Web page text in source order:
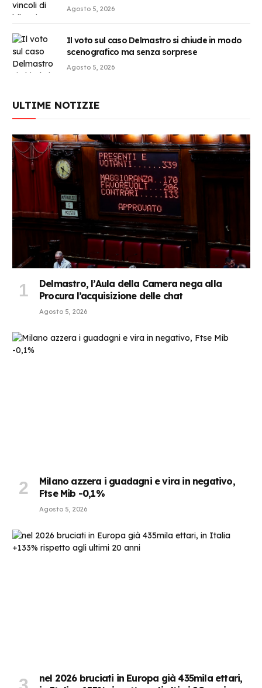
Agosto 5, 2026
Il voto sul caso Delmastro si chiude in modo
scenografico ma senza sorprese
Agosto 5, 2026
ULTIME NOTIZIE
Delmastro, l’Aula della Camera nega alla
Procura l’acquisizione delle chat
Agosto 5, 2026
Milano azzera i guadagni e vira in negativo,
Ftse Mib -0,1%
Agosto 5, 2026
nel 2026 bruciati in Europa già 435mila ettari,